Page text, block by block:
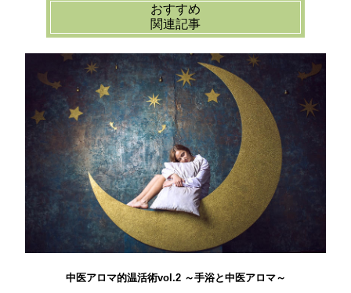
おすすめ
関連記事
中医アロマ的温活術vol.2 ～手浴と中医アロマ～